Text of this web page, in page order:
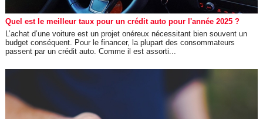
Quel est le meilleur taux pour un crédit auto pour l'année 2025 ?
L’achat d’une voiture est un projet onéreux nécessitant bien souvent un
budget conséquent. Pour le financer, la plupart des consommateurs
passent par un crédit auto. Comme il est assorti...